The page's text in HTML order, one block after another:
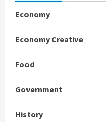
Economy
Economy Creative
Food
Government
History